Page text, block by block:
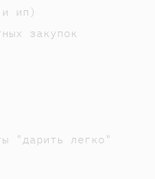
ип)
закупок
"дарить легко"